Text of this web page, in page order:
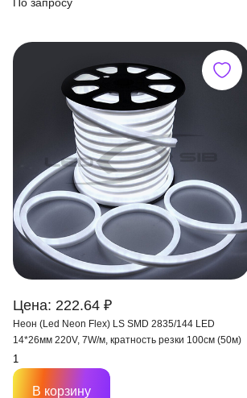
Цена: 222.64 ₽
Неон (Led Neon Flex) LS SMD 2835/144 LED
14*26мм 220V, 7W/м, кратность резки 100см (50м)
В корзину